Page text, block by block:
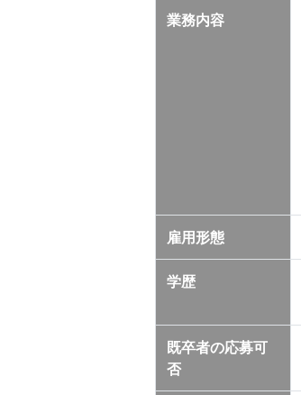
業務内容
雇用形態
学歴
既卒者の応募可
否